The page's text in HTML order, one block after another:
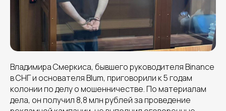
Владимира Смеркиса, бывшего руководителя Binance
в СНГ и основателя Blum, приговорили к 5 годам
колонии по делу о мошенничестве. По материалам
дела, он получил 8,8 млн рублей за проведение